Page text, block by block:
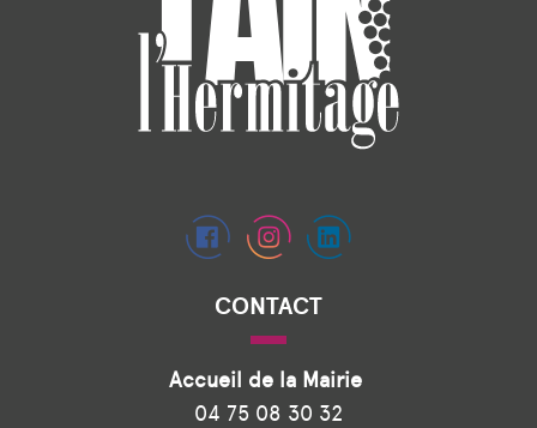
CONTACT
Accueil de la Mairie
04 75 08 30 32